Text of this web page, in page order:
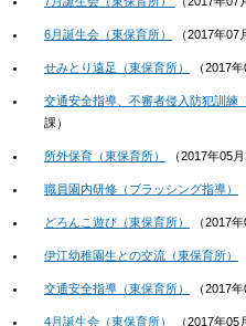
6月誕生会（東保育所） （2017年07
せみとり遠足（東保育所） （2017年
交通安全指導、不審者侵入防犯訓練
課）
所外保育（東保育所） （2017年05月
職員園内研修（ブラッシング指導）
どろんこ遊び（東保育所） （2017年
伊江幼稚園生との交流（東保育所）
交通安全指導（東保育所） （2017年
4月誕生会（東保育所） （2017年05